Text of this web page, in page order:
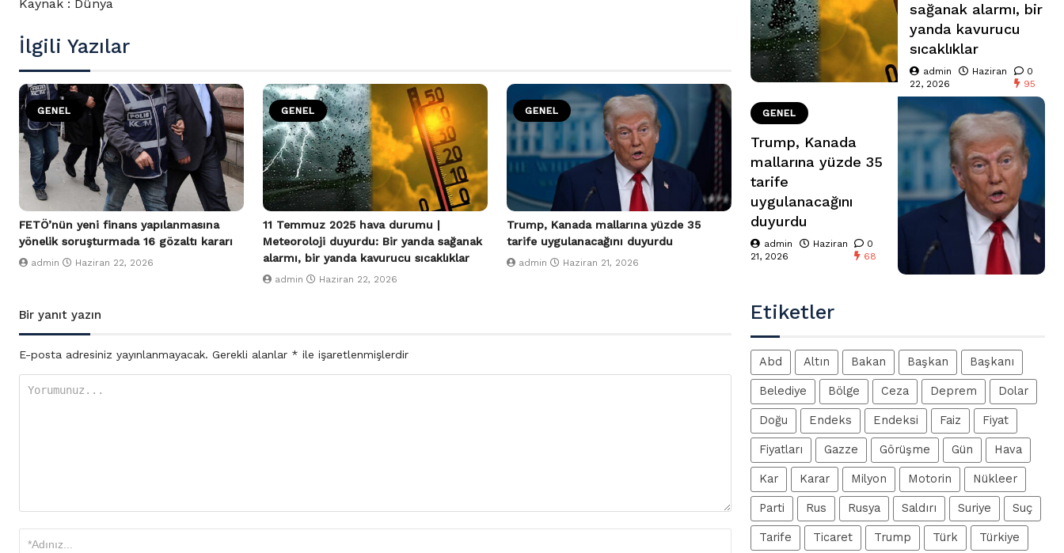
Kaynak : Dünya
İlgili Yazılar
GENEL
FETÖ’nün yeni finans yapılanmasına
yönelik soruşturmada 16 gözaltı kararı
admin Haziran 22, 2026
GENEL
11 Temmuz 2025 hava durumu |
Meteoroloji duyurdu: Bir yanda sağanak
alarmı, bir yanda kavurucu sıcaklıklar
admin Haziran 22, 2026
GENEL
Trump, Kanada mallarına yüzde 35
tarife uygulanacağını duyurdu
admin Haziran 21, 2026
Bir yanıt yazın
E-posta adresiniz yayınlanmayacak. Gerekli alanlar * ile işaretlenmişlerdir
sağanak alarmı, bir
yanda kavurucu
sıcaklıklar
admin
Haziran
22, 2026
0
95
GENEL
Trump, Kanada
mallarına yüzde 35
tarife
uygulanacağını
duyurdu
admin
Haziran
21, 2026
0
68
Etiketler
Abd Altın Bakan Başkan Başkanı
Belediye Bölge Ceza Deprem Dolar
Doğu Endeks Endeksi Faiz Fiyat
Fiyatları Gazze Görüşme Gün Hava
Kar Karar Milyon Motorin Nükleer
Parti Rus Rusya Saldırı Suriye Suç
Tarife Ticaret Trump Türk Türkiye